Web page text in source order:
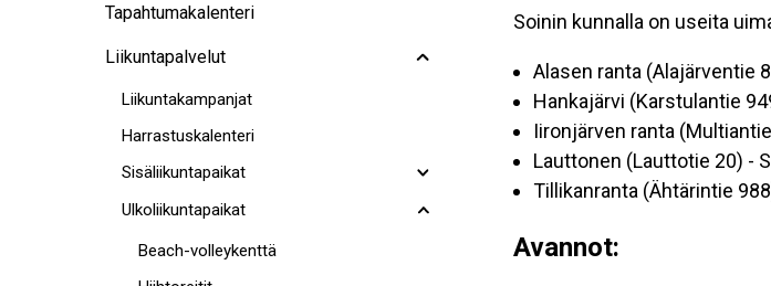
Tapahtumakalenteri
Liikuntapalvelut
Liikuntakampanjat
Harrastuskalenteri
Sisäliikuntapaikat
Ulkoliikuntapaikat
Beach-volleykenttä
Soinin kunnalla on useita
Alasen ranta (Alajärventie
Hankajärvi (Karstulantie
Iironjärven ranta
Lauttonen (Lauttotie 20) -
Tillikanranta (Ähtärintie
Avannot: